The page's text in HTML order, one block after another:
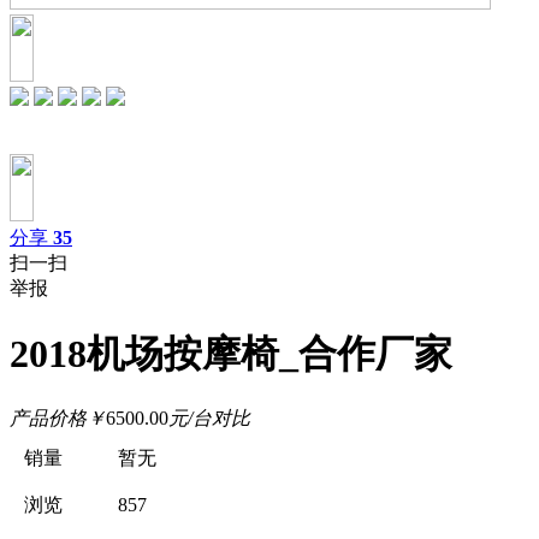
分享 35
扫一扫
举报
2018机场按摩椅_合作厂家
产品价格￥6500.00元/台对比
销量
暂无
浏览 857